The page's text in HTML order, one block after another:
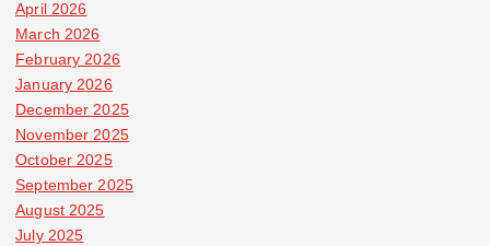
April 2026
March 2026
February 2026
January 2026
December 2025
November 2025
October 2025
September 2025
August 2025
July 2025